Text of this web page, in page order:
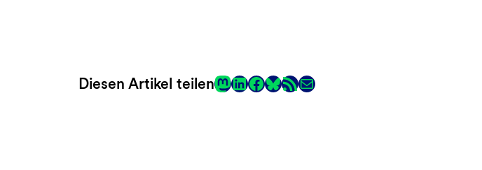
Diesen Artikel teilenMastodon
LinkedIn
Facebook
LinkRSS-Feed
E-Mail